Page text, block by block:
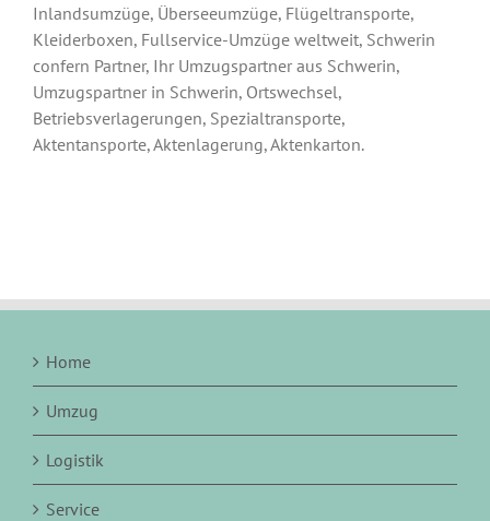
Inlandsumzüge, Überseeumzüge, Flügeltransporte,
Kleiderboxen, Fullservice-Umzüge weltweit, Schwerin
confern Partner, Ihr Umzugspartner aus Schwerin,
Umzugspartner in Schwerin, Ortswechsel,
Betriebsverlagerungen, Spezialtransporte,
Aktentansporte, Aktenlagerung, Aktenkarton.
Home
Umzug
Logistik
Service